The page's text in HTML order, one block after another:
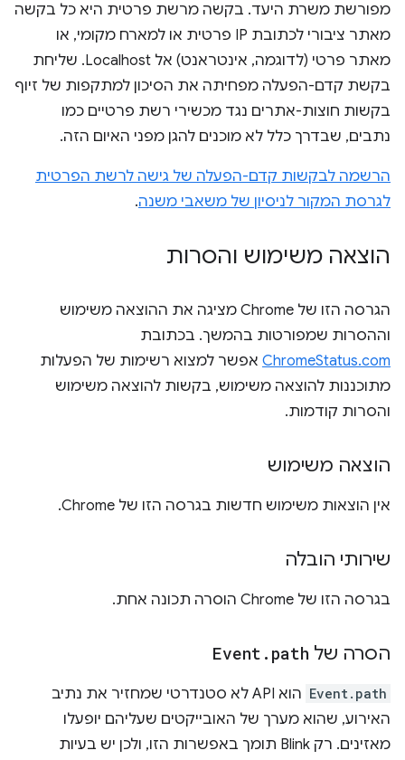
מפורשת משרת היעד. בקשה מרשת פרטית היא כל בקשה
מאתר ציבורי לכתובת IP פרטית או למארח מקומי, או
מאתר פרטי (לדוגמה, אינטראנט) אל Localhost. שליחת
בקשת קדם-הפעלה מפחיתה את הסיכון למתקפות של זיוף
בקשות חוצות-אתרים נגד מכשירי רשת פרטיים כמו
נתבים, שבדרך כלל לא מוכנים להגן מפני האיום הזה.
הרשמה לבקשות קדם-הפעלה של גישה לרשת הפרטית
לגרסת המקור לניסיון של משאבי משנה.
הוצאה משימוש והסרות
הגרסה הזו של Chrome מציגה את ההוצאה משימוש
וההסרות שמפורטות בהמשך. בכתובת
ChromeStatus.com אפשר למצוא רשימות של הפעלות
מתוכננות להוצאה משימוש, בקשות להוצאה משימוש
והסרות קודמות.
הוצאה משימוש
אין הוצאות משימוש חדשות בגרסה הזו של Chrome.
שירותי הובלה
בגרסה הזו של Chrome הוסרה תכונה אחת.
הסרה של Event . path
Event.path
הוא API לא סטנדרטי שמחזיר את נתיב
האירוע, שהוא מערך של האובייקטים שעליהם יופעלו
מאזינים. רק Blink תומך באפשרות הזו, ולכן יש בעיות